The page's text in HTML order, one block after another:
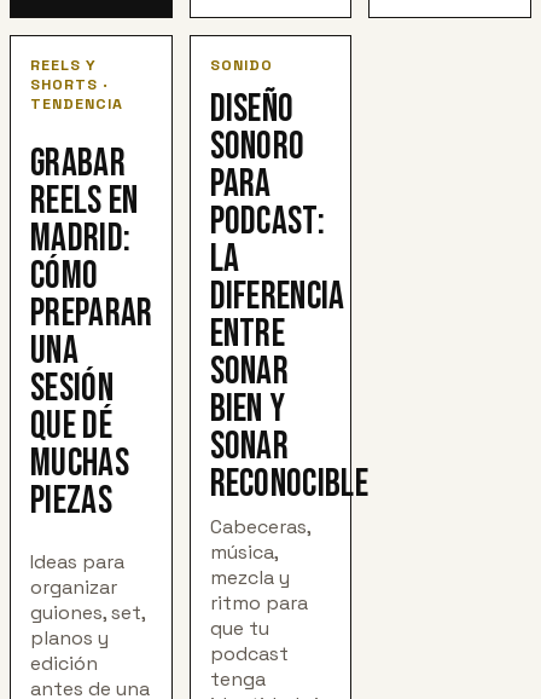
REELS Y
SHORTS ·
TENDENCIA
Grabar
reels en
Madrid:
cómo
preparar
una
sesión
que dé
muchas
piezas
Ideas para
organizar
guiones, set,
planos y
edición
antes de una
SONIDO
Diseño
sonoro
para
podcast:
la
diferencia
entre
sonar
bien y
sonar
reconocible
Cabeceras,
música,
mezcla y
ritmo para
que tu
podcast
tenga